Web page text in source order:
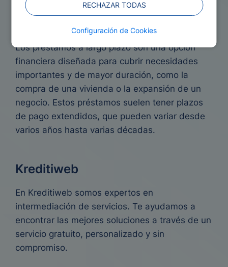
RECHAZAR TODAS
Configuración de Cookies
Préstamos a Largo Plazo
Los préstamos a largo plazo son una opción
financiera diseñada para cubrir necesidades
importantes y de mayor duración, como la
compra de una vivienda o la expansión de un
negocio. Estos préstamos suelen tener plazos
de pago extendidos, que pueden variar desde
varios años hasta varias décadas.
Kreditiweb
En Kreditiweb somos expertos en
intermediación de servicios. Te ayudamos a
encontrar las mejores soluciones a través de un
servicio gratuito, personalizado y sin
compromiso.